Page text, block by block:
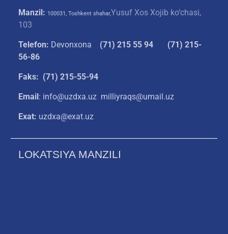
Manzil: 100031, Toshkent shahar,Yusuf Xos Xojib ko‘chasi,
103
Telefon: Devonxona (71) 215 55 94
(71) 215-
56-86
Faks: (71) 215-55-94
Email: info@uzdxa.uz milliyraqs@umail.uz
Exat: uzdxa@exat.uz
LOKATSIYA MANZILI